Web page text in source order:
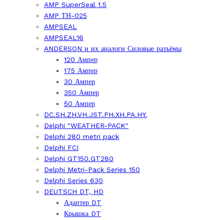
AMP SuperSeal 1.5
AMP ТН-025
AMPSEAL
AMPSEAL16
ANDERSON и их аналоги Силовые разъёмы
120 Ампер
175 Ампер
30 Ампер
350 Ампер
50 Ампер
DC.SH.ZH.VH.JST.PH.XH.PA.HY.
Delphi "WEATHER-PACK"
Delphi 280 metri pack
Delphi FCI
Delphi GT150.GT280
Delphi Metri-Pack Series 150
Delphi Series 630
DEUTSCH DT, HD
Адаптер DT
Крышка DT